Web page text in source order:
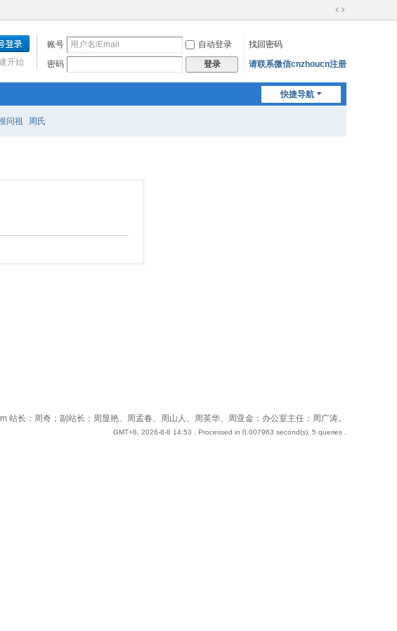
切
宽
账号 自动登录
找回密码
密码
登录 请联系微信cnzhoucn注册
开始
快捷导航
问祖 周氏
长：周奇；副站长：周显艳、周孟春、周山人、周英华、周亚金；办公室主任：周广涛。
GMT+8, 2026-8-8 14:53 , Processed in 0.007963 second(s), 5 queries .